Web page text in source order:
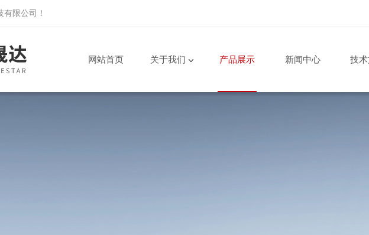
有限公司 ！
网站首页 关于我们 产品展示 新闻中心 技